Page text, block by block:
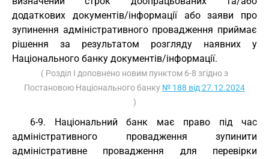
додаткових документів/інформації або заяви про
зупинення адміністративного провадження приймає
рішення за результатом розгляду наявних у
Національного банку документів/інформації.
( Розділ I доповнено новим пунктом 6-8 згідно з
Постановою Національного банку № 188 від 27.12.2024
)
6-9. Національний банк має право під час
адміністративного провадження зупинити
адміністративне провадження для перевірки